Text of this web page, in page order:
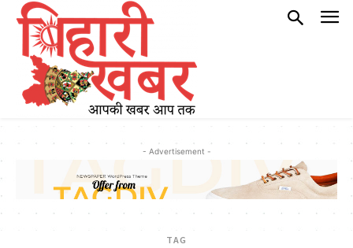
- Advertisement -
TAG